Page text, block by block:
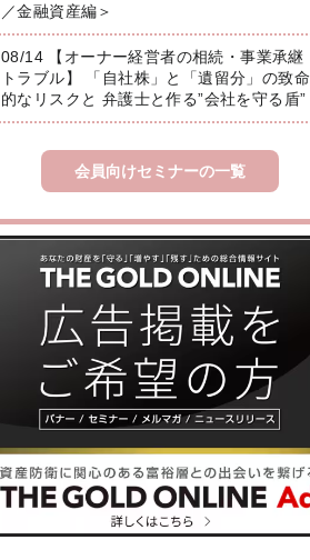
／金融資産編＞
08/14 【オーナー経営者の相続・事業承継
トラブル】 「自社株」と「遺留分」の致命
的なリスクと 弁護士と作る”会社を守る盾”
会員向けセミナーの一覧